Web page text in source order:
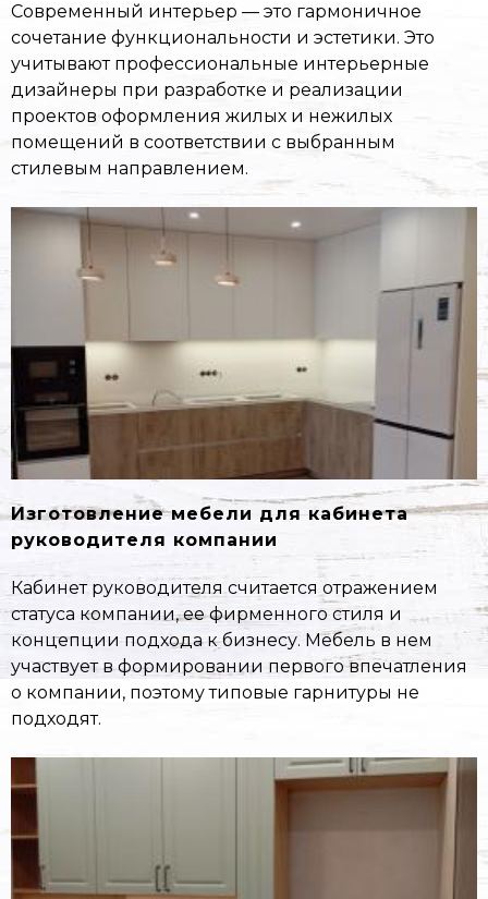
Современный интерьер — это гармоничное
сочетание функциональности и эстетики. Это
учитывают профессиональные интерьерные
дизайнеры при разработке и реализации
проектов оформления жилых и нежилых
помещений в соответствии с выбранным
стилевым направлением.
Изготовление мебели для кабинета
руководителя компании
Кабинет руководителя считается отражением
статуса компании, ее фирменного стиля и
концепции подхода к бизнесу. Мебель в нем
участвует в формировании первого впечатления
о компании, поэтому типовые гарнитуры не
подходят.